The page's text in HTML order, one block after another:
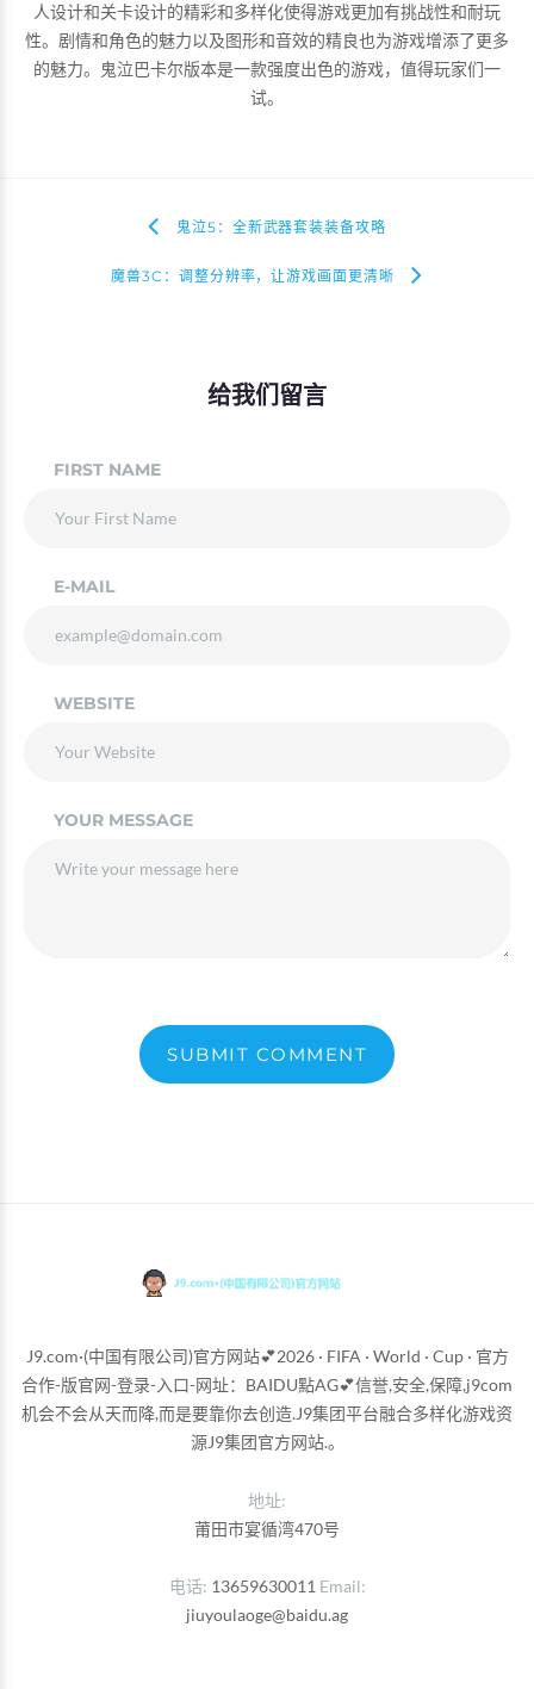
人设计和关卡设计的精彩和多样化使得游戏更加有挑战性和耐玩
性。剧情和角色的魅力以及图形和音效的精良也为游戏增添了更多
的魅力。鬼泣巴卡尔版本是一款强度出色的游戏，值得玩家们一
试。
鬼泣5：全新武器套装装备攻略
魔兽3C：调整分辨率，让游戏画面更清晰
给我们留言
FIRST NAME
E-MAIL
WEBSITE
YOUR MESSAGE
SUBMIT COMMENT
J9.com·(中国有限公司)官方网站💕2026 · FIFA · World · Cup · 官方
合作-版官网-登录-入口-网址：BAIDU點AG💕信誉,安全,保障,j9com
机会不会从天而降,而是要靠你去创造.J9集团平台融合多样化游戏资
源J9集团官方网站.。
地址:
莆田市宴循湾470号
电话 13659630011 Email
jiuyoulaoge@baidu.ag